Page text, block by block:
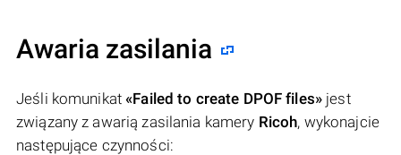
Awaria zasilania
Jeśli komunikat«Failed to create DPOF files» jest
związany z awarią zasilania kamery Ricoh, wykonajcie
następujące czynności: